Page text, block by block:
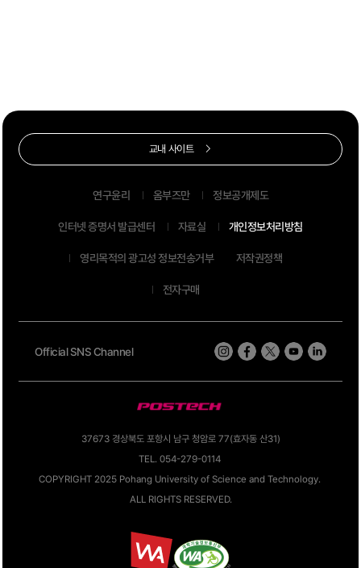
37673 경상북도 포항시 남구 청암로 77(효자동 산31)
TEL. 054-279-0114
COPYRIGHT 2025 Pohang University of Science and Technology.
ALL RIGHTS RESERVED.
Official SNS Channel
연구윤리 옴부즈만 정보공개제도
인터넷 증명서 발급센터 자료실 개인정보처리방침
영리목적의 광고성 정보전송거부 저작권정책
전자구매
교내 사이트